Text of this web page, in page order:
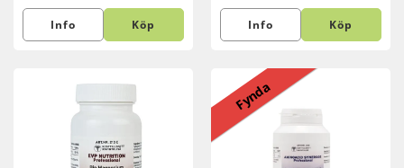
Info Köp Info Köp
Fynda